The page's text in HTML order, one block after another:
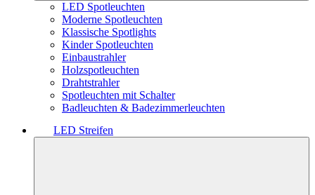
LED Spotleuchten
Moderne Spotleuchten
Klassische Spotlights
Kinder Spotleuchten
Einbaustrahler
Holzspotleuchten
Drahtstrahler
Spotleuchten mit Schalter
Badleuchten & Badezimmerleuchten
LED Streifen